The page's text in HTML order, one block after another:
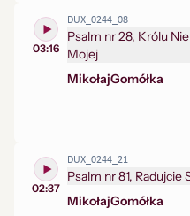
03:16
DUX_0244_08
Psalm nr 28, Królu
Mojej
MikołajGomółka
02:37
DUX_0244_21
Psalm nr 81,
MikołajGomółka